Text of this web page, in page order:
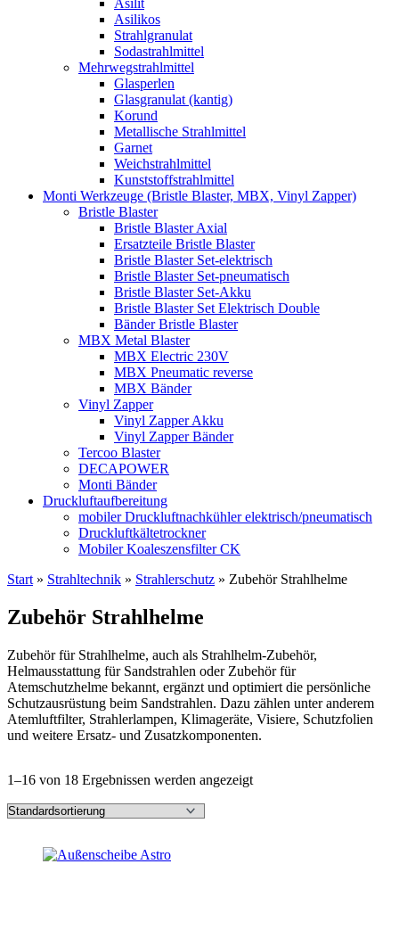
Asilikos
Strahlgranulat
Sodastrahlmittel
Mehrwegstrahlmittel
Glasperlen
Glasgranulat (kantig)
Korund
Metallische Strahlmittel
Garnet
Weichstrahlmittel
Kunststoffstrahlmittel
Monti Werkzeuge (Bristle Blaster, MBX, Vinyl Zapper)
Bristle Blaster
Bristle Blaster Axial
Ersatzteile Bristle Blaster
Bristle Blaster Set-elektrisch
Bristle Blaster Set-pneumatisch
Bristle Blaster Set-Akku
Bristle Blaster Set Elektrisch Double
Bänder Bristle Blaster
MBX Metal Blaster
MBX Electric 230V
MBX Pneumatic reverse
MBX Bänder
Vinyl Zapper
Vinyl Zapper Akku
Vinyl Zapper Bänder
Tercoo Blaster
DECAPOWER
Monti Bänder
Druckluftaufbereitung
mobiler Druckluftnachkühler elektrisch/pneumatisch
Druckluftkältetrockner
Mobiler Koaleszensfilter CK
Start » Strahltechnik » Strahlerschutz » Zubehör Strahlhelme
Zubehör Strahlhelme
Zubehör für Strahlhelme, auch als Strahlhelm-Zubehör,
Helmausstattung für Sandstrahlen oder Zubehör für
Atemschutzhelme bekannt, ergänzt und optimiert die persönliche
Schutzausrüstung beim Sandstrahlen. Dazu zählen unter anderem
Atemluftfilter, Strahlerlampen, Klimageräte, Visiere, Schutzfolien
und weitere Ersatz- und Zusatzkomponenten.
1–16 von 18 Ergebnissen werden angezeigt